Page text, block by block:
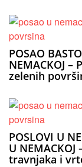
POSAO
NEMACKOJ
zelenih
POSLOVI U
U
travnjaka i